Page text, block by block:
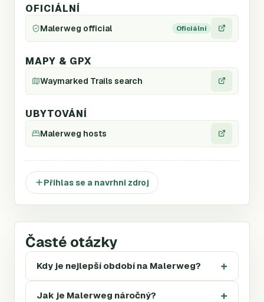
OFICIÁLNÍ
Malerweg official Oficiální
MAPY & GPX
Waymarked Trails search
UBYTOVÁNÍ
Malerweg hosts
Přihlas se a navrhni zdroj
Časté otázky
Kdy je nejlepší období na Malerweg?
Jak je Malerweg náročný?